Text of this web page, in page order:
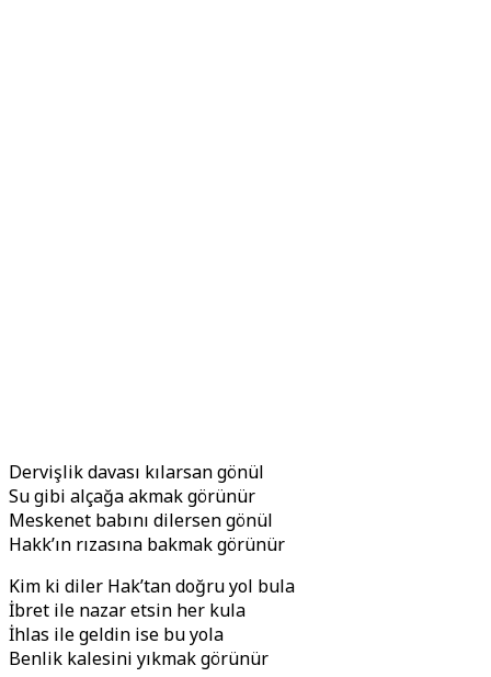
Dervişlik davası kılarsan gönül
Su gibi alçağa akmak görünür
Meskenet babını dilersen gönül
Hakk’ın rızasına bakmak görünür
Kim ki diler Hak’tan doğru yol bula
İbret ile nazar etsin her kula
İhlas ile geldin ise bu yola
Benlik kalesini yıkmak görünür